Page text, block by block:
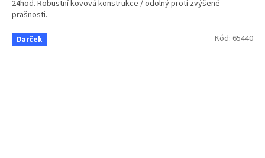
24hod. Robustní kovová konstrukce / odolný proti zvýšené
prašnosti.
Darček Kód: 65440